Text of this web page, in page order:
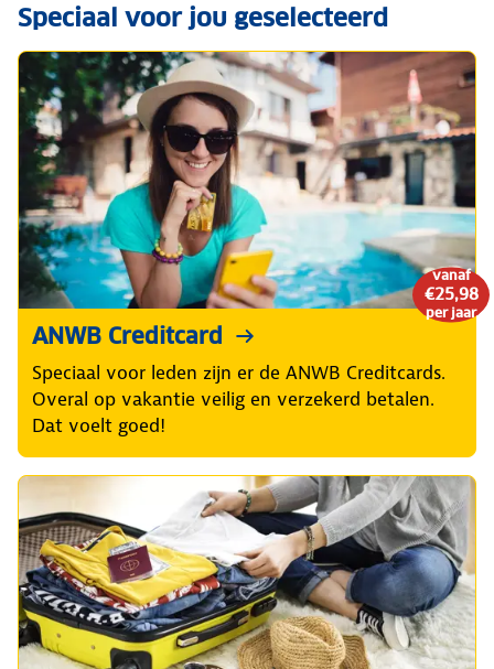
Speciaal voor jou geselecteerd
vanaf
€25,98
per jaar
ANWB Creditcard
Speciaal voor leden zijn er de ANWB Creditcards.
Overal op vakantie veilig en verzekerd betalen.
Dat voelt goed!